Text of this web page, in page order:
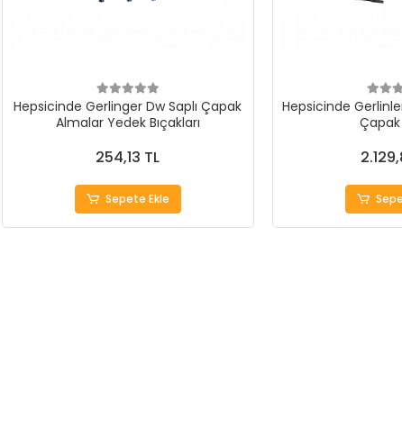
Hepsicinde Gerlinger Dw Saplı Çapak
Almalar Yedek Bıçakları
254,13 TL
Sepete Ekle
Hepsicinde